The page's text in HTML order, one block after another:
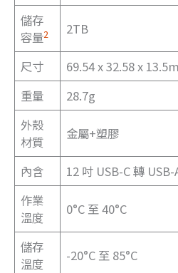
儲存
容量2 2TB
尺寸
69.54 x 32.58 x
重量
28.7g
外殼
材質
金屬+塑膠
內含
12 吋 USB-C 轉
作業
溫度
0°C 至 40°C
儲存
溫度
-20°C 至 85°C